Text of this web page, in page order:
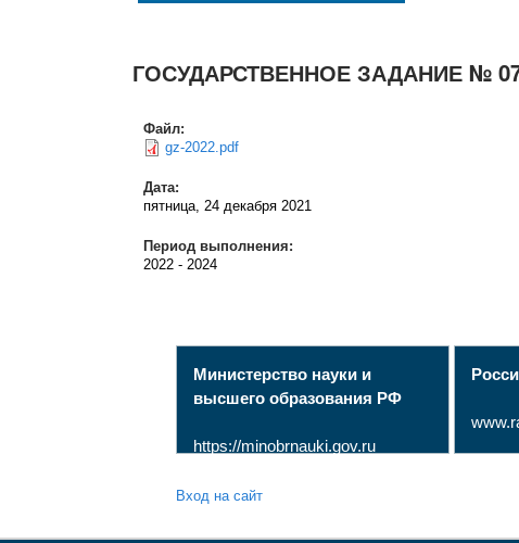
ГОСУДАРСТВЕННОЕ ЗАДАНИЕ №
Файл:
gz-2022.pdf
Дата:
пятница, 24 декабря 2021
Период выполнения:
2022- 2024
Министерство науки и
высшего образования РФ
https://minobrnauki.gov.ru
Вход на сайт